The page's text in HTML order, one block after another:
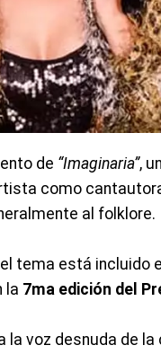
de “Imaginaria”,
como
al folklore.
tema está incluido
la 7ma edición del
voz desnuda de la